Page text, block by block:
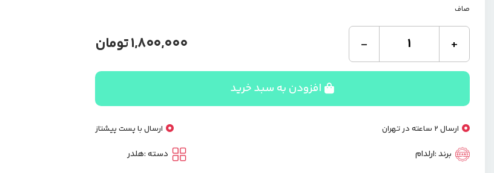
صاف
+
هولدر
کاره
داشبوردی
دریچه
ارلدام
EH193
عدد
-
1,800,000تومان
افزودن به سبد خرید
ارسال 2 ساعته در تهران ارسال با پست پیشتاز
برند :ارلدام دسته :هلدر